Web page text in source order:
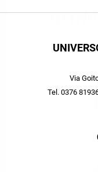
Via
Tel. 0376
nuovi
Crea il tuo stile
scopri in